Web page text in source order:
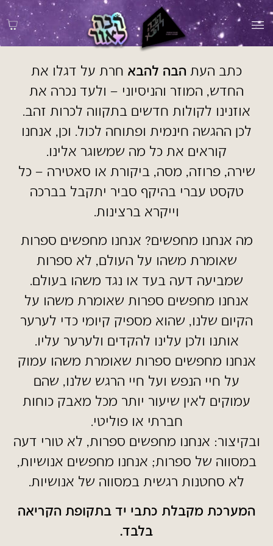
כתב העת הבה להבא חרת על דגלו את
החדש, המוזר והניסיוני – ולעד נכרה את
אוזנינו לקולות חדשים בתקווה לכרות זהב.
לכן ההגשה חינמית ופתוחה לכול. וכן, אנחנו
קוראים את כל מה שמשוגר אלינו.
שירה, פרוזה, מסה, ביקורת או סאטירה – כל
טקסט עברי בהיקף סביר יתקבל בברכה
וייקרא ברצינות.
מה אנחנו מחפשים? אנחנו מחפשים ספרות
שאומרת משהו על העולם, לא ספרות
שמביעה דעה בעד או נגד משהו בעולם.
אנחנו מחפשים ספרות שאומרת משהו על
הקיום שלנו, שהוא מספיק קיומי כדי לערער
אותנו ולכן עלינו להקדים ולערער עליו.
אנחנו מחפשים ספרות שאומרת משהו עמוק
על חיי הנפש ועל חיי הרגש שלנו, שהם
עמוקים לאין שיעור יותר מכל מאבק כוחות
חברתי או פוליטי.
ובקיצור: אנחנו מחפשים ספרות, לא טורי דעה
במסווה של ספרות; אנחנו מחפשים אנושיות,
לא סחטנות רגשית במסווה של אנושיות.
המערכת מקבלת כתבי יד בתקופת הקריאה
בלבד.